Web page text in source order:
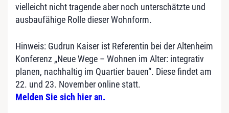
vielleicht nicht tragende aber noch unterschätzte und
ausbaufähige Rolle dieser Wohnform.
Hinweis: Gudrun Kaiser ist Referentin bei der Altenheim
Konferenz „Neue Wege – Wohnen im Alter: integrativ
planen, nachhaltig im Quartier bauen“. Diese findet am
22. und 23. November online statt.
Melden Sie sich hier an.